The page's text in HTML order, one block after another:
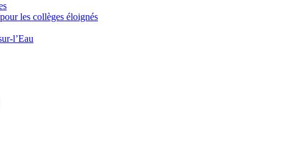
les collèges éloignés
l’Eau